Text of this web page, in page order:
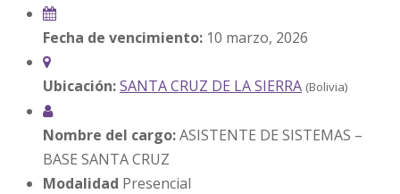
Fecha de vencimiento: 10 marzo, 2026
Ubicación:SANTA CRUZ DE LA SIERRA (Bolivia)
Nombre del cargo:ASISTENTE DE SISTEMAS –
BASE SANTA CRUZ
Modalidad Presencial